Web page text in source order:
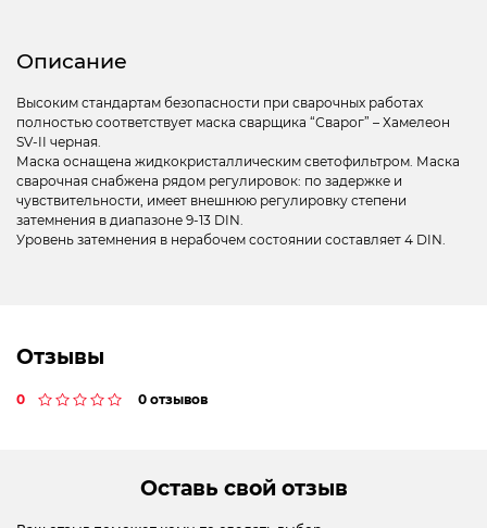
Описание
Высоким стандартам безопасности при сварочных работах
полностью соответствует маска сварщика “Сварог” – Хамелеон
SV-II черная.
Маска оснащена жидкокристаллическим светофильтром. Маска
сварочная снабжена рядом регулировок: по задержке и
чувствительности, имеет внешнюю регулировку степени
затемнения в диапазоне 9-13 DIN.
Уровень затемнения в нерабочем состоянии составляет 4 DIN.
Отзывы
0 0 отзывов
Оставь свой отзыв